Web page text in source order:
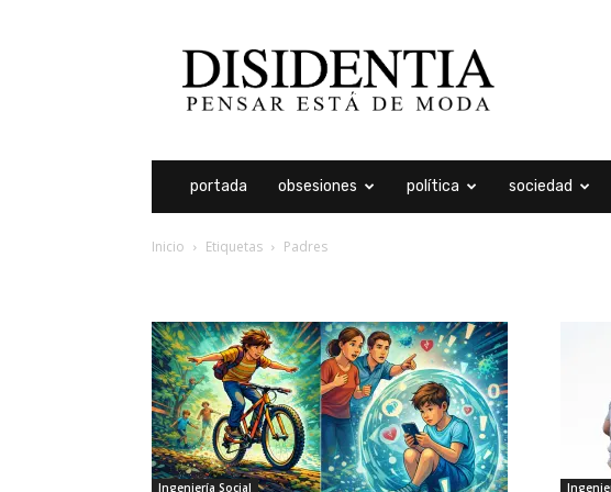
portada obsesiones política sociedad
Inicio Etiquetas Padres
Ingeniería Social